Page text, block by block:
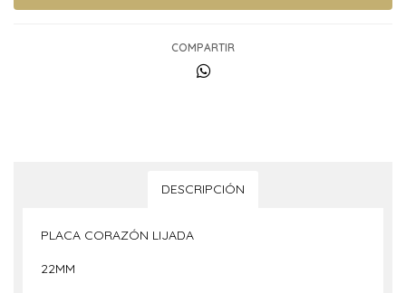
COMPARTIR
DESCRIPCIÓN
PLACA CORAZÓN LIJADA
22MM